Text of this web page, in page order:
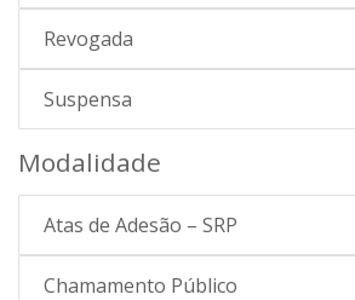
Revogada
Suspensa
Modalidade
Atas de Adesão – SRP
Chamamento Público